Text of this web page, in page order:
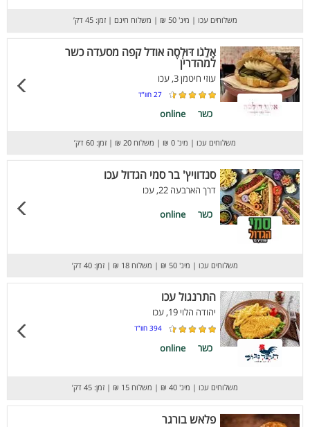
משלוחים עכו | מינ' 50 ₪ | משלוח חינם | זמן: 45 דק’
אָלַגֹו דּוּלְסֶה אודל קפה מסעדה כשר
למהדרין
עוזי חיטמן 3, עכו
27 חוו”ד
כשר online
משלוחים עכו | מינ' 0 ₪ | משלוח 20 ₪ | זמן: 60 דק’
סנדוויץ' בר סמי הגדול עכו
דרך הארבעה 22, עכו
כשר
online
משלוחים עכו | מינ' 50 ₪ | משלוח 18 ₪ | זמן: 40 דק’
התרנגול עכו
יהודה הלוי 19, עכו
394 חוו”ד
כשר online
משלוחים עכו | מינ' 40 ₪ | משלוח 15 ₪ | זמן: 45 דק’
פלאש בורגר